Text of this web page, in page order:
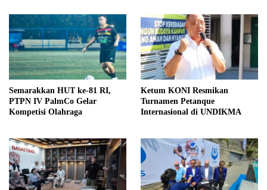
Semarakkan HUT ke-81 RI,
PTPN IV PalmCo Gelar
Kompetisi Olahraga
Ketum KONI Resmikan
Turnamen Petanque
Internasional di UNDIKMA